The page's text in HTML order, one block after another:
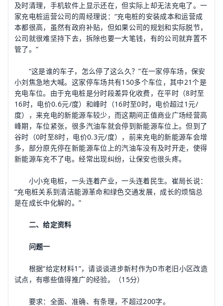
及时清理，手机软件上显示还在，但实际上却无法充电了。一
家充电桩运营公司的周经理说：“充电桩的安装成本和运营成
本都很高，虽然有政府补贴，但如果公司的规划和实际脱节，
公司就很难坚持下去，拆除也要一大笔钱，有的公司就弃置不
管了。”
“这是谁的车子，怎么停了这么久？”在一家停车场，保安
小刘焦急地大喊。这家停车场共有150多个车位，其中21个是
充电车位。由于充电桩是分时段差异化收费，在平时（8时至
16时，电价0.6元/度）和峰时（16时至0时，电价超过1元/
度），来充电的新能源车较少，而这期间正值商业广场经营高
峰期，车位紧张，很多汽油车就会停到新能源车位上。但到了
谷时（0时至8时，电价0.3元/度），前来充电的新能源车会增
多，部分原先停在新能源车位上的汽油车没有及时开走，使得
新能源车充不了电。经常出现纠纷，让保安也很头疼。
小小充电桩，一头连着产业，一头连着民生。崔局长说：
“充电桩关系到清洁能源革命和绿色交通发展，成长的烦恼总
是在成长中化解的。”
二、给定资料
问题一
根据“给定材料1”，请谈谈进步新村作为D市老旧小区改造
试点，有哪些值得推广的经验。（15分）
要求：全面、准确、有条理，不超过200字。